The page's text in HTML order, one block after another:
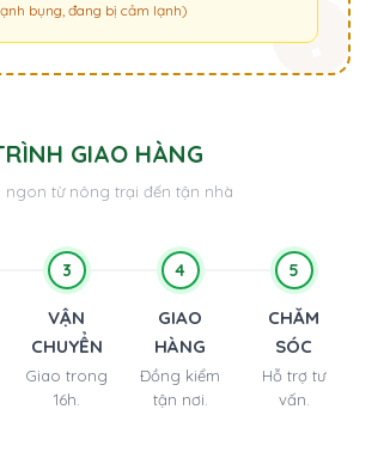
bụng, đang bị cảm lạnh)
GIAO HÀNG
ngon từ nông trại đến tận nhà
3
VẬN
CHUYỂN
Giao trong
16h.
4
GIAO
HÀNG
Đồng kiểm
tận nơi.
5
CHĂM
SÓC
Hỗ trợ tư
vấn.